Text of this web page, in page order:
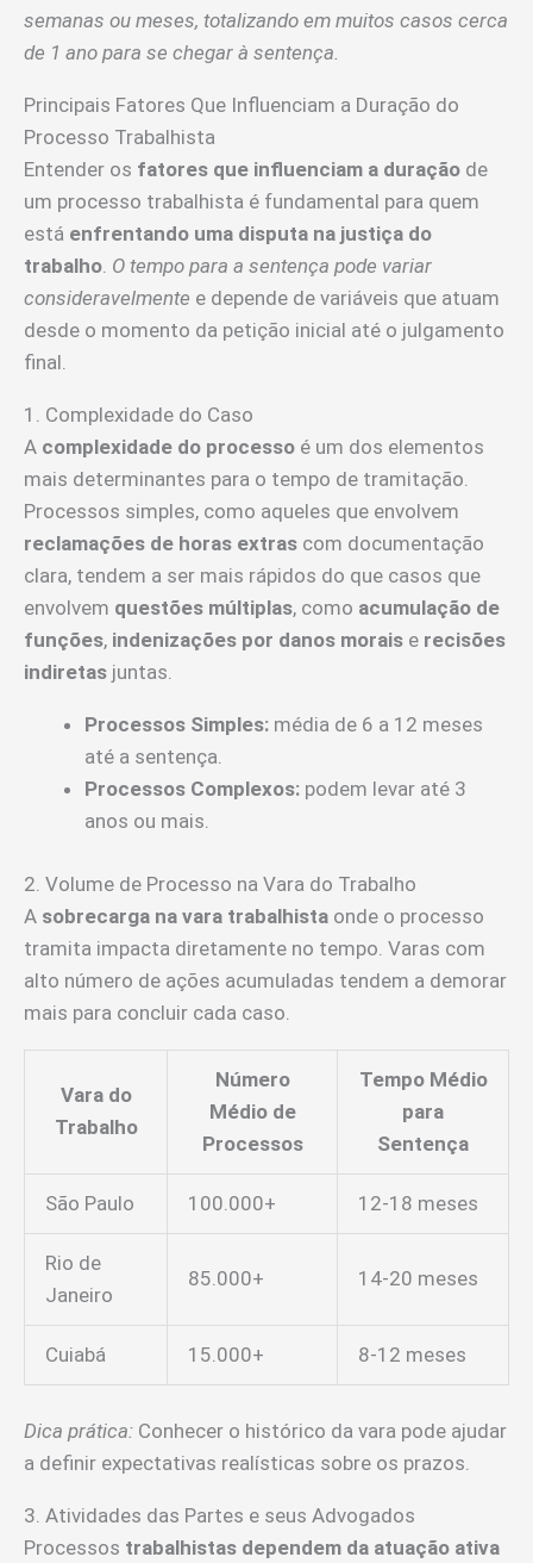
semanas ou meses, totalizando em muitos casos cerca
de 1 ano para se chegar à sentença.
Principais Fatores Que Influenciam a Duração do
Processo Trabalhista
Entender os fatores que influenciam a duração de
um processo trabalhista é fundamental para quem
está enfrentando uma disputa na justiça do
trabalho. O tempo para a sentença pode variar
consideravelmente e depende de variáveis que atuam
desde o momento da petição inicial até o julgamento
final.
1. Complexidade do Caso
A complexidade do processo é um dos elementos
mais determinantes para o tempo de tramitação.
Processos simples, como aqueles que envolvem
reclamações de horas extras com documentação
clara, tendem a ser mais rápidos do que casos que
envolvem questões múltiplas, como acumulação de
funções, indenizações por danos morais e recisões
indiretas juntas.
Processos Simples: média de 6 a 12 meses
até a sentença.
Processos Complexos: podem levar até 3
anos ou mais.
2. Volume de Processo na Vara do Trabalho
A sobrecarga na vara trabalhista onde o processo
tramita impacta diretamente no tempo. Varas com
alto número de ações acumuladas tendem a demorar
mais para concluir cada caso.
Vara do
Trabalho
Número
Médio de
Processos
Tempo Médio
para
Sentença
São Paulo 100.000+ 12-18 meses
Rio de
Janeiro
85.000+ 14-20 meses
Cuiabá 15.000+ 8-12 meses
Dica prática: Conhecer o histórico da vara pode ajudar
a definir expectativas realísticas sobre os prazos.
3. Atividades das Partes e seus Advogados
Processos trabalhistas dependem da atuação ativa